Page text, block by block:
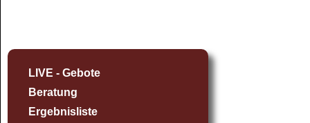
LIVE - Gebote
Beratung
Ergebnisliste